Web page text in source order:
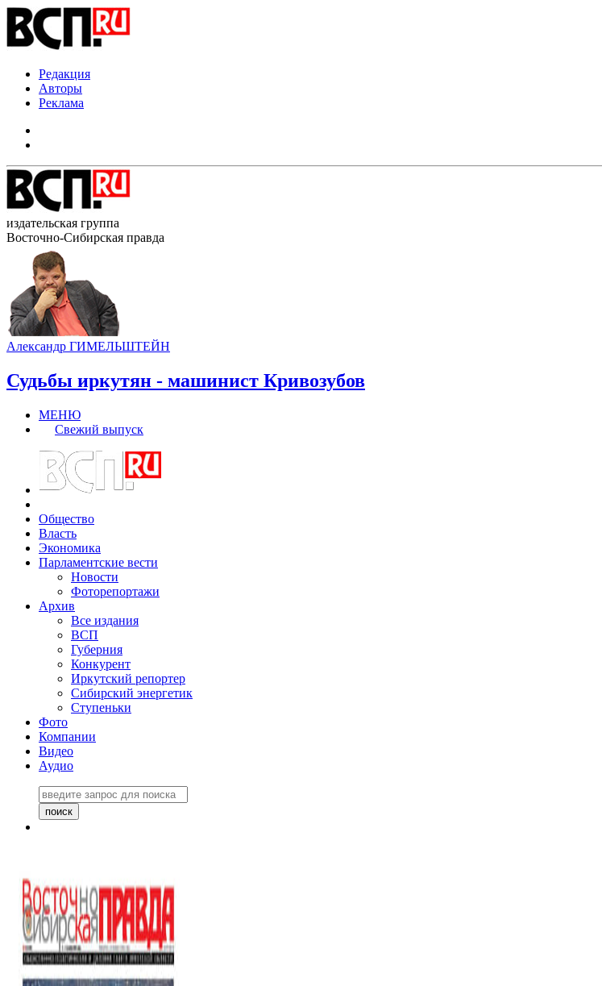
Редакция
Авторы
Реклама
издательская группа
Восточно-Сибирская правда
Александр ГИМЕЛЬШТЕЙН
Судьбы иркутян - машинист Кривозубов
МЕНЮ
Свежий выпуск
Общество
Власть
Экономика
Парламентские вести
Новости
Фоторепортажи
Архив
Все издания
ВСП
Губерния
Конкурент
Иркутский репортер
Сибирский энергетик
Ступеньки
Фото
Компании
Видео
Аудио